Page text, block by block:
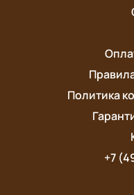
Политика
+7